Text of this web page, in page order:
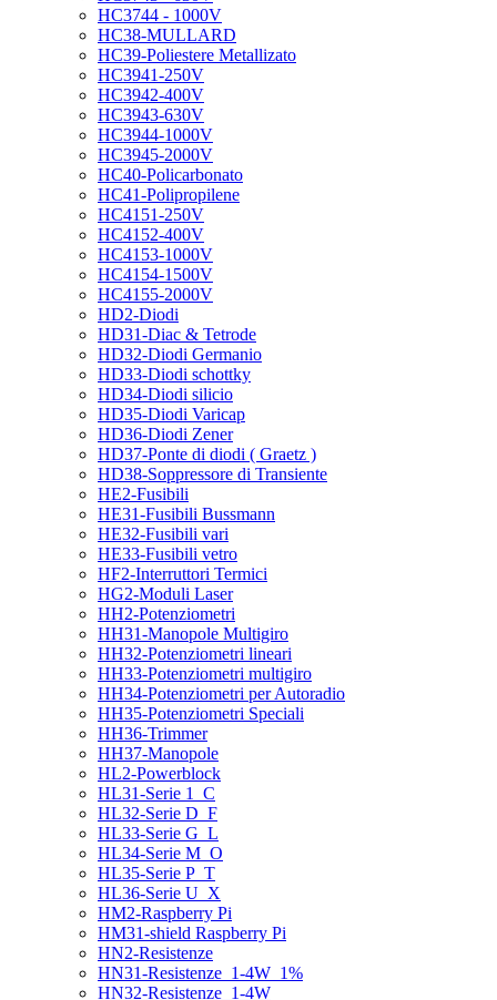
HC3744 - 1000V
HC38-MULLARD
HC39-Poliestere Metallizato
HC3941-250V
HC3942-400V
HC3943-630V
HC3944-1000V
HC3945-2000V
HC40-Policarbonato
HC41-Polipropilene
HC4151-250V
HC4152-400V
HC4153-1000V
HC4154-1500V
HC4155-2000V
HD2-Diodi
HD31-Diac & Tetrode
HD32-Diodi Germanio
HD33-Diodi schottky
HD34-Diodi silicio
HD35-Diodi Varicap
HD36-Diodi Zener
HD37-Ponte di diodi ( Graetz )
HD38-Soppressore di Transiente
HE2-Fusibili
HE31-Fusibili Bussmann
HE32-Fusibili vari
HE33-Fusibili vetro
HF2-Interruttori Termici
HG2-Moduli Laser
HH2-Potenziometri
HH31-Manopole Multigiro
HH32-Potenziometri lineari
HH33-Potenziometri multigiro
HH34-Potenziometri per Autoradio
HH35-Potenziometri Speciali
HH36-Trimmer
HH37-Manopole
HL2-Powerblock
HL31-Serie 1_C
HL32-Serie D_F
HL33-Serie G_L
HL34-Serie M_O
HL35-Serie P_T
HL36-Serie U_X
HM2-Raspberry Pi
HM31-shield Raspberry Pi
HN2-Resistenze
HN31-Resistenze_1-4W_1%
HN32-Resistenze_1-4W